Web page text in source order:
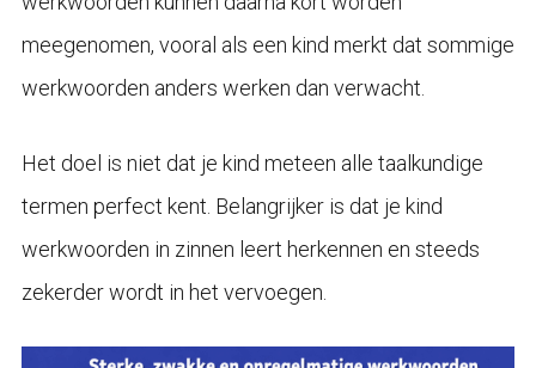
meegenomen, vooral als een kind merkt dat sommige
werkwoorden anders werken dan verwacht.
Het doel is niet dat je kind meteen alle taalkundige
termen perfect kent. Belangrijker is dat je kind
werkwoorden in zinnen leert herkennen en steeds
zekerder wordt in het vervoegen.